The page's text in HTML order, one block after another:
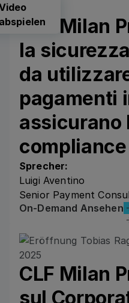
CLF Milan
la
da
pagamenti
assicurano
compliance
Sprecher:
Luigi Aventino
Senior Payment
On-
On-Demand Ansehen
CLF Milan
sul